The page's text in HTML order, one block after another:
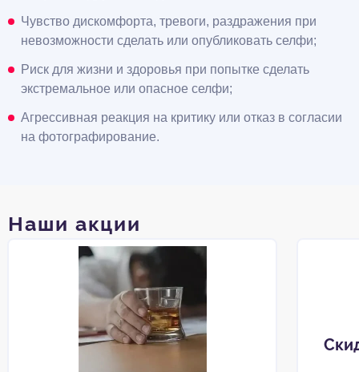
Чувство дискомфорта, тревоги, раздражения при
невозможности сделать или опубликовать селфи;
Риск для жизни и здоровья при попытке сделать
экстремальное или опасное селфи;
Агрессивная реакция на критику или отказ в согласии
на фотографирование.
Наши акции